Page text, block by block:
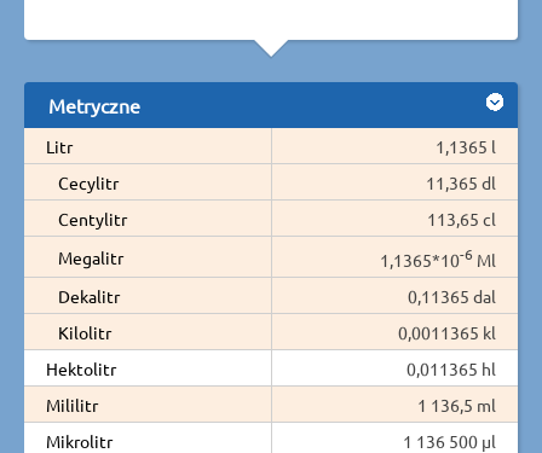
Metryczne
Litr
1,1365 l
Cecylitr
11,365 dl
Centylitr
113,65 cl
Megalitr
1,1365*10-6 Ml
Dekalitr
0,11365 dal
Kilolitr
0,0011365 kl
Hektolitr
0,011365 hl
Mililitr
1 136,5 ml
Mikrolitr
1 136 500 µl